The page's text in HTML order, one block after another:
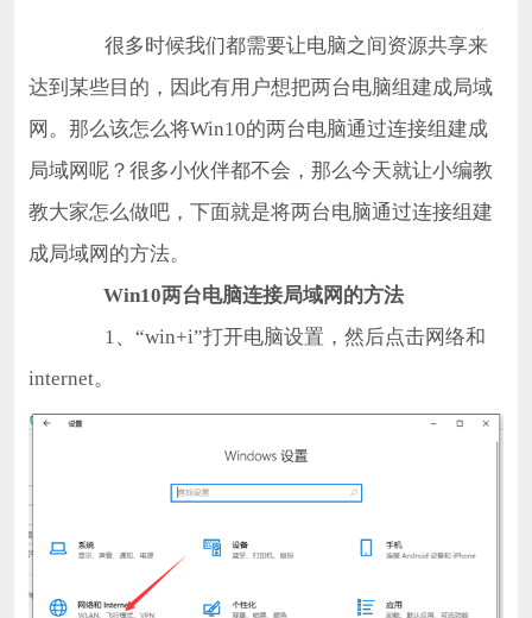
很多时候我们都需要让电脑之间资源共享来
达到某些目的，因此有用户想把两台电脑组建成局域
网。那么该怎么将Win10的两台电脑通过连接组建成
局域网呢？很多小伙伴都不会，那么今天就让小编教
教大家怎么做吧，下面就是将两台电脑通过连接组建
成局域网的方法。
Win10两台电脑连接局域网的方法
1、“win+i”打开电脑设置，然后点击网络和
internet。